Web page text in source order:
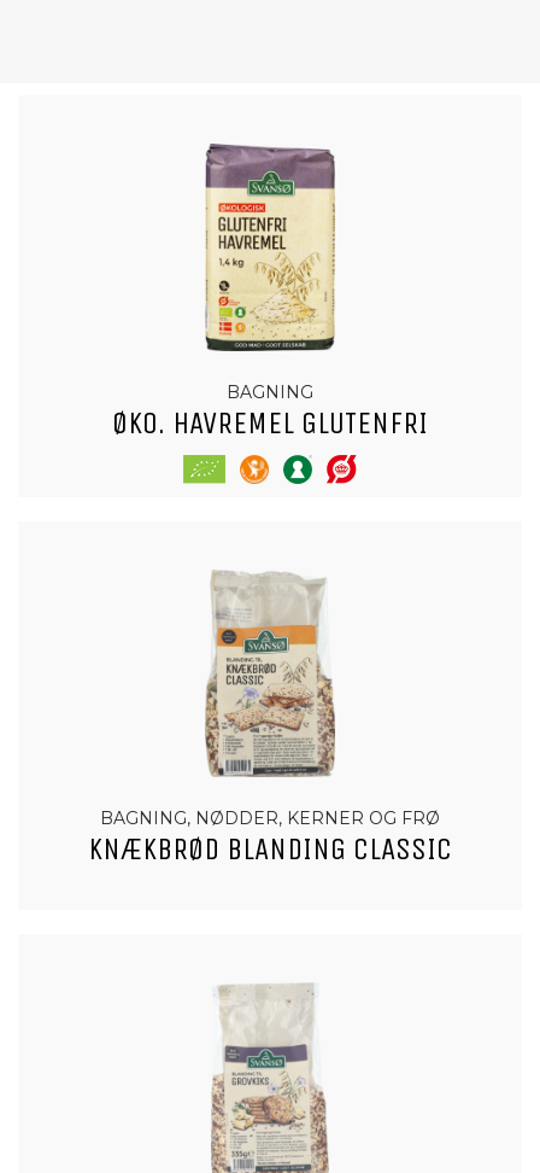
BAGNING
ØKO. HAVREMEL GLUTENFRI
BAGNING, NØDDER, KERNER OG FRØ
KNÆKBRØD BLANDING CLASSIC